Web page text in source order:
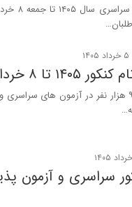
تمدید شد+لینک
سراسری و آزمون